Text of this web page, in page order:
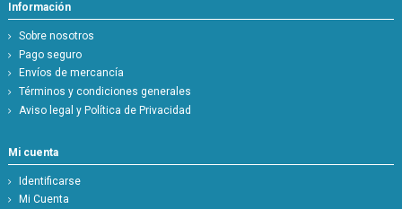
Información
Sobre nosotros
Pago seguro
Envíos de mercancía
Términos y condiciones generales
Aviso legal y Política de Privacidad
Mi cuenta
Identificarse
Mi Cuenta